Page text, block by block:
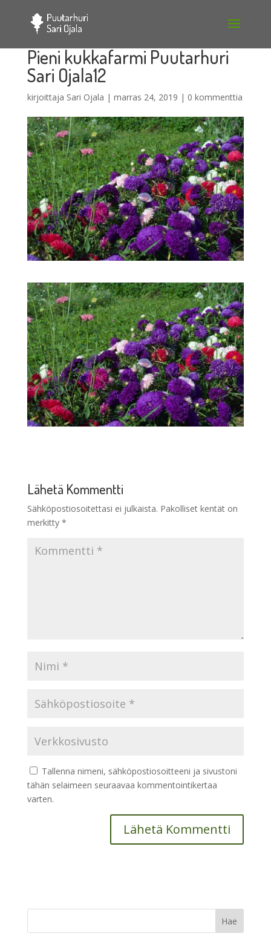
Pieni kukkafarmi Puutarhuri
Sari Ojala12
kirjoittaja Sari Ojala | marras 24, 2019 | 0 kommenttia
Lähetä Kommentti
Sähköpostiosoitettasi ei julkaista. Pakolliset kentät on
merkitty *
Tallenna nimeni, sähköpostiosoitteeni ja sivustoni
tähän selaimeen seuraavaa kommentointikertaa
varten.